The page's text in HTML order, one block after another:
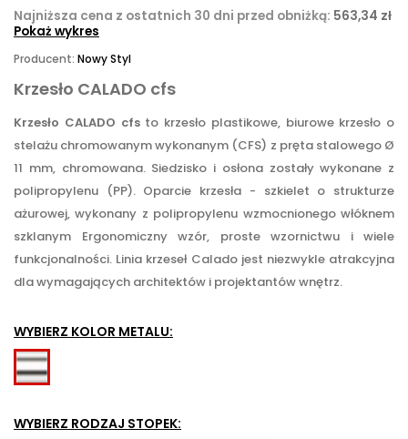
Najniższa cena z ostatnich 30 dni przed obniżką: 563,34 zł
Pokaż wykres
Producent: Nowy Styl
Krzesło CALADO cfs
Krzesło CALADO cfsto krzesło plastikowe, biurowe krzesło o
stelażu chromowanym wykonanym (CFS) z pręta stalowego Ø
11 mm, chromowana. Siedzisko i osłona zostały wykonane z
polipropylenu (PP). Oparcie krzesła - szkielet o strukturze
ażurowej, wykonany z polipropylenu wzmocnionego włóknem
szklanym Ergonomiczny wzór, proste wzornictwu i wiele
funkcjonalności. Linia krzeseł Calado jest niezwykle atrakcyjna
dla wymagających architektów i projektantów wnętrz.
WYBIERZ KOLOR METALU:
Chromowany
(błyszczący)
WYBIERZ RODZAJ STOPEK: